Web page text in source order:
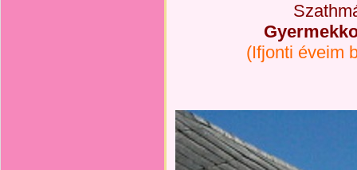
(Ifjonti éveim